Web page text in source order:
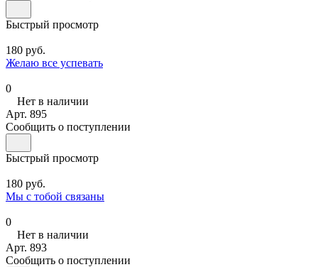
Быстрый просмотр
180 руб.
Желаю все успевать
0
Нет в наличии
Арт. 895
Сообщить о поступлении
Быстрый просмотр
180 руб.
Мы с тобой связаны
0
Нет в наличии
Арт. 893
Сообщить о поступлении